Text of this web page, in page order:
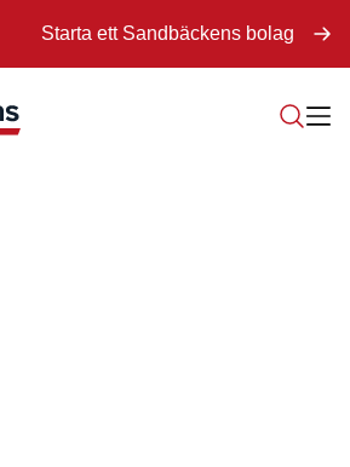
Starta ett Sandbäckens bolag